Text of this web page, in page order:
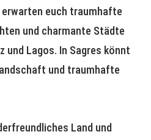
erwarten euch traumhafte
und charmante Städte
und Lagos. In Sagres könnt
und traumhafte
Land und